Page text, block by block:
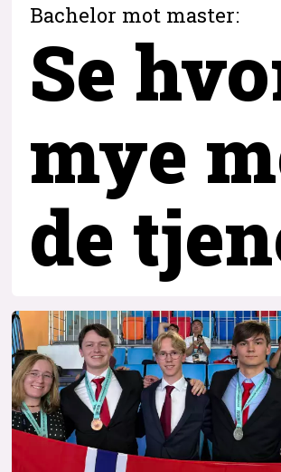
Bachelor mot master:
Se
mye
de